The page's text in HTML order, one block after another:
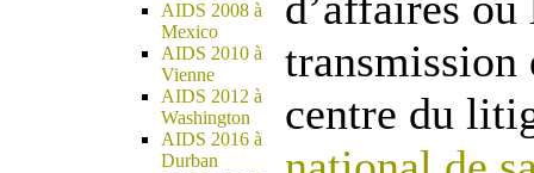
AIDS 2008 à
Mexico
AIDS 2010 à
Vienne
AIDS 2012 à
Washington
AIDS 2016 à
Durban
centre du